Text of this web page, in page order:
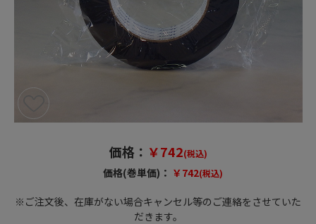
価格： ￥742(税込)
価格(巻単価)： ￥742(税込)
※ご注文後、在庫がない場合キャンセル等のご連絡をさせていた
だきます。